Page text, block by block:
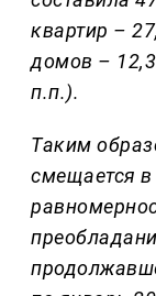
квартир –
домов –
п.п.).
Таким
смещается